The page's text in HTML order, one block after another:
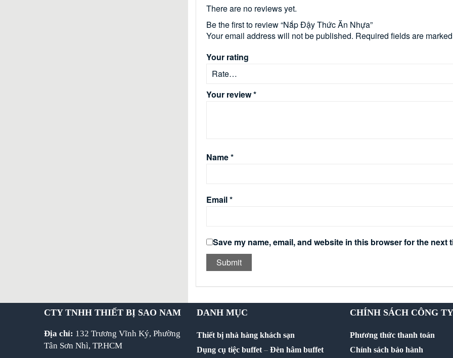
There are no reviews yet.
Be the first to review “Nắp Đậy Thức Ăn Nhựa”
Your email address will not be published. Required fields are
Your rating
Your review*
Name*
Email*
Save my name, email, and website in this browser for the next
CTY TNHH THIẾT BỊ SAO NAM
Địa chỉ: 132 Trương Vĩnh Ký, Phường
Tân Sơn Nhì, TP.HCM
DANH MỤC
Thiết bị nhà hàng khách sạn
Dụng cụ tiệc buffet –Đèn hâm buffet
CHÍNH SÁCH CÔNG TY
Phương thức thanh toán
Chính sách bảo hành